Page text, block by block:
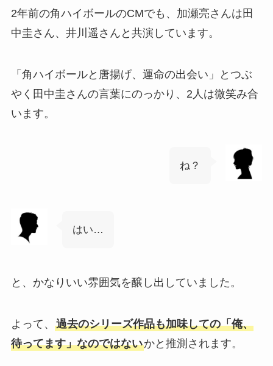
2年前の角ハイボールのCMでも、加瀬亮さんは田
中圭さん、井川遥さんと共演しています。
「角ハイボールと唐揚げ、運命の出会い」とつぶ
やく田中圭さんの言葉にのっかり、2人は微笑み合
います。
ね？
はい…
と、かなりいい雰囲気を醸し出していました。
よって、 過去のシリーズ作品も加味しての「俺、
待ってます」なのではないかと推測されます。